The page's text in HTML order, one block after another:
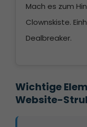
Mach es zum
Clownskiste.
Dealbreaker.
Wichtige
Website-